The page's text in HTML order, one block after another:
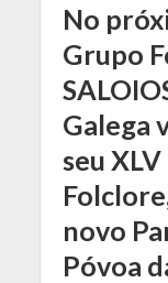
No
Grupo
Galega
seu
novo
Póvoa